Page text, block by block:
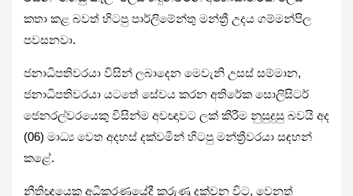
කතා කළ බවත් හිටපු පාර්ලිමේන්තු මන්ත්‍රී උදය ගම්මන්පිල
පවසනවා.
ජනාධිපතිවරයා විසින් ලබාදෙන මෙවැනි උසස් සම්මාන,
ජනාධිපතිවරයා යටතේ සේවය කරන අතිරේක සොලිසිටර්
ජෙනරල්වරයෙකු විසින්ම අවඥාවට ලක් කිරීම නුසුදුසු බවයි අද
(06) මාධ්‍ය වෙත අදහස් දක්වමින් හිටපු මන්ත්‍රීවරයා සඳහන්
කළේ.
නීතිඥයෙකු අධිකරණයේදී කරුණු දක්වන විට, වෙනත්